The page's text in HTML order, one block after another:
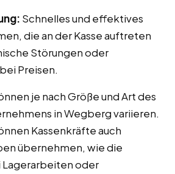
Schnelles und effektives
die an der Kasse auftreten
Störungen oder
Preisen.
je nach Größe und Art des
in Wegberg variieren.
Kassenkräfte auch
übernehmen, wie die
oder